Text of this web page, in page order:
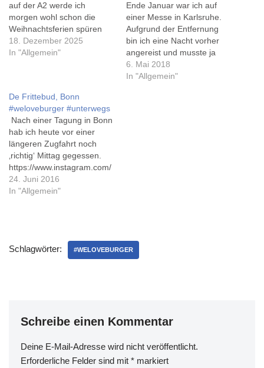
auf der A2 werde ich
morgen wohl schon die
Weihnachtsferien spüren
können. Und bereits am
vergangenen Donnerstag
gewechselt hat, ist die
Mensa bereits wieder
geschlossen. Es endete,
wie es begann: mit…
18. Dezember 2025
In "Allgemein"
Ende Januar war ich auf
einer Messe in Karlsruhe.
Aufgrund der Entfernung
bin ich eine Nacht vorher
angereist und musste ja
irgendwo was Essen. Schon
vorher habe ich mir das
6. Mai 2018
In "Allgemein"
De Frittebud, Bonn
#weloveburger #unterwegs
Nach einer Tagung in Bonn
hab ich heute vor einer
längeren Zugfahrt noch
‚richtig‘ Mittag gegessen.
https://www.instagram.com/
p/BHDHJt4BrUv/?taken-
by=011i In der Frittebud
Süßkartoffel-Pommes (oder
muss man Fritten
24. Juni 2016
In "Allgemein"
Schlagwörter: #WELOVEBURGER
Schreibe einen Kommentar
Deine E-Mail-Adresse wird nicht veröffentlicht.
Erforderliche Felder sind mit * markiert